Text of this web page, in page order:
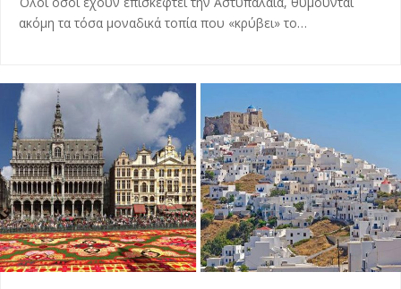
ακόμη τα τόσα μοναδικά τοπία που «κρύβει» το…